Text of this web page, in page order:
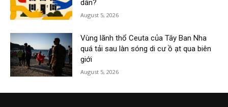
dân?
August 5, 2026
Vùng lãnh thổ Ceuta của Tây Ban Nha
quá tải sau làn sóng di cư ồ ạt qua biên
giới
August 5, 2026